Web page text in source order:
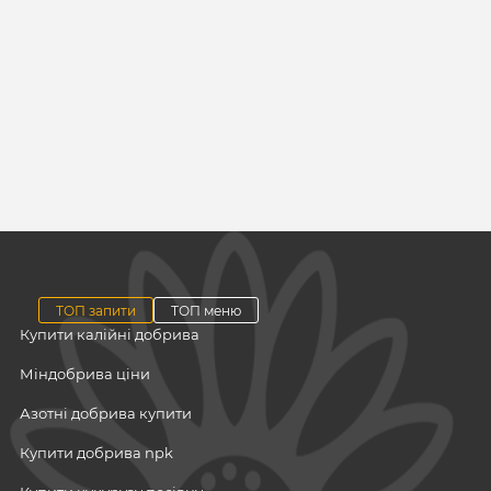
ТОП запити ТОП меню
Купити калійні добрива
Міндобрива ціни
Азотні добрива купити
Купити добрива npk